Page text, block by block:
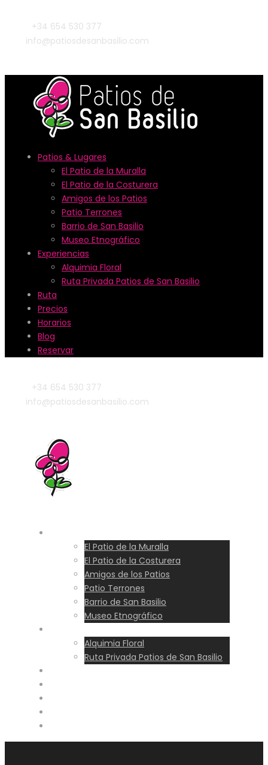
+34 654 530 377
info@patiosdesanbasilio.com
Patios & Lugares
El Patio de la Muralla
El Patio de la Costurera
Amigos de los Patios
Patio Terrones
Barrio de San Basilio
Museo Etnográfico
Experiencias
Alquimia Floral
Ruta Privada Patios de San Basilio
Ruta
Precios
Horarios
Blog
Reservar
+34 654 530 377
info@patiosdesanbasilio.com
El Patio de la Muralla
El Patio de la Costurera
Amigos de los Patios
Patio Terrones
Barrio de San Basilio
Museo Etnográfico
Alquimia Floral
Ruta Privada Patios de San Basilio